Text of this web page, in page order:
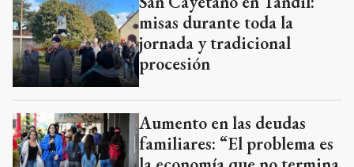
misas durante toda la
jornada y tradicional
procesión
Aumento en las deudas
familiares: “El problema es